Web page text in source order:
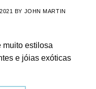
BY JOHN MARTIN
muito estilosa
e jóias exóticas